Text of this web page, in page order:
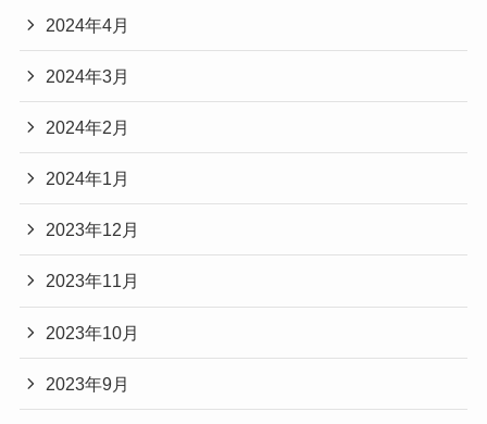
2024年4月
2024年3月
2024年2月
2024年1月
2023年12月
2023年11月
2023年10月
2023年9月